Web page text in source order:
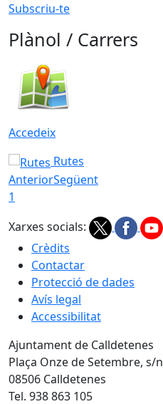
Subscriu-te
Plànol / Carrers
Accedeix
Rutes
AnteriorSegüent
1
Xarxes socials:
Crèdits
Contactar
Protecció de dades
Avís legal
Accessibilitat
Ajuntament de Calldetenes
Plaça Onze de Setembre, s/n
08506 Calldetenes
Tel. 938 863 105